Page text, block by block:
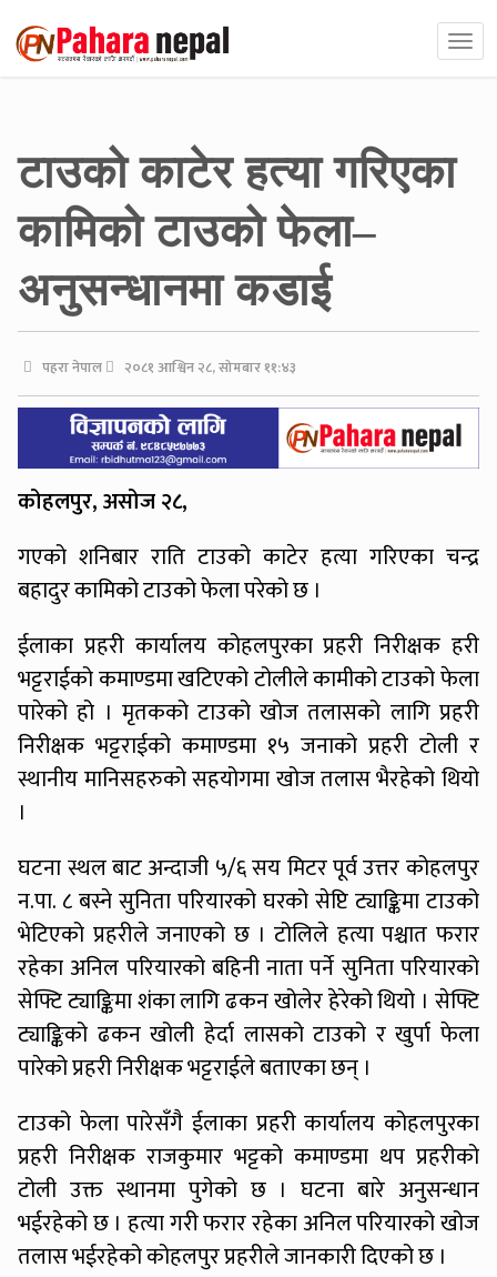
टाउको काटेर हत्या गरिएका
कामिको टाउको फेला–
अनुसन्धानमा कडाई
पहरा नेपाल २०८१ आश्विन २८, सोमबार ११:४३
कोहलपुर, असोज २८,
गएको शनिबार राति टाउको काटेर हत्या गरिएका चन्द्र
बहादुर कामिको टाउको फेला परेको छ ।
ईलाका प्रहरी कार्यालय कोहलपुरका प्रहरी निरीक्षक हरी
भट्टराईको कमाण्डमा खटिएको टोलीले कामीको टाउको फेला
पारेको हो । मृतकको टाउको खोज तलासको लागि प्रहरी
निरीक्षक भट्टराईको कमाण्डमा १५ जनाको प्रहरी टोली र
स्थानीय मानिसहरुको सहयोगमा खोज तलास भैरहेको थियो
।
घटना स्थल बाट अन्दाजी ५/६ सय मिटर पूर्व उत्तर कोहलपुर
न.पा. ८ बस्ने सुनिता परियारको घरको सेप्टि ट्याङ्किमा टाउको
भेटिएको प्रहरीले जनाएको छ । टोलिले हत्या पश्चात फरार
रहेका अनिल परियारको बहिनी नाता पर्ने सुनिता परियारको
सेफ्टि ट्याङ्किमा शंका लागि ढकन खोलेर हेरेको थियो । सेफ्टि
ट्याङ्किको ढकन खोली हेर्दा लासको टाउको र खुर्पा फेला
पारेको प्रहरी निरीक्षक भट्टराईले बताएका छन् ।
टाउको फेला पारेसँगै ईलाका प्रहरी कार्यालय कोहलपुरका
प्रहरी निरीक्षक राजकुमार भट्टको कमाण्डमा थप प्रहरीको
टोली उक्त स्थानमा पुगेको छ । घटना बारे अनुसन्धान
भईरहेको छ । हत्या गरी फरार रहेका अनिल परियारको खोज
तलास भईरहेको कोहलपुर प्रहरीले जानकारी दिएको छ ।